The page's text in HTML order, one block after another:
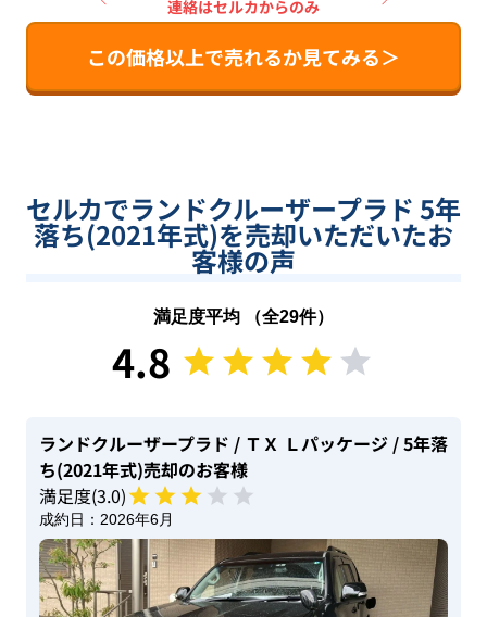
連絡はセルカからのみ
この価格以上で売れるか見てみる＞
セルカでランドクルーザープラド 5年
落ち(2021年式)を売却いただいたお
客様の声
満足度平均 （全29件）
4.8
ランドクルーザープラド / ＴＸ Ｌパッケージ / 5年落
ち(2021年式)売却のお客様
満足度(3.0)
成約日： 2026年6月